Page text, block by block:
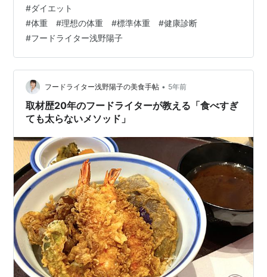
トメソッド第2弾、私なりの「ベスト体重の見つけ方」に
ついて書きます。 なりたい体重は計算式で出してはいけ
ない 昨日の記事、そして今日の記事に興味を持ってくだ
さった方は、少なからず自分の体型に不満を持っている
のではないでしょうか。 「あー、もっとやせたい！」
「かっこいい体型になりたい…
#ダイエット
#体重 #理想の体重 #標準体重 #健康診断
#フードライター浅野陽子
フードライター浅野陽子の美食手帖 • 5年前
取材歴20年のフードライターが教える「食べすぎ
ても太らないメソッド」